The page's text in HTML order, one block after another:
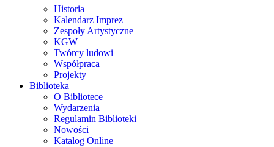
Historia
Kalendarz Imprez
Zespoły Artystyczne
KGW
Twórcy ludowi
Współpraca
Projekty
Biblioteka
O Bibliotece
Wydarzenia
Regulamin Biblioteki
Nowości
Katalog Online